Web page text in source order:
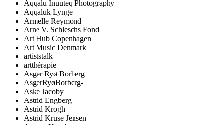
Aqqalu Inuuteq Photography
Aqqaluk Lynge
Armelle Reymond
Arne V. Schleschs Fond
Art Hub Copenhagen
Art Music Denmark
artiststalk
artthérapie
Asger Ryø Borberg
AsgerRyøBorberg-
Aske Jacoby
Astrid Engberg
Astrid Krogh
Astrid Kruse Jensen